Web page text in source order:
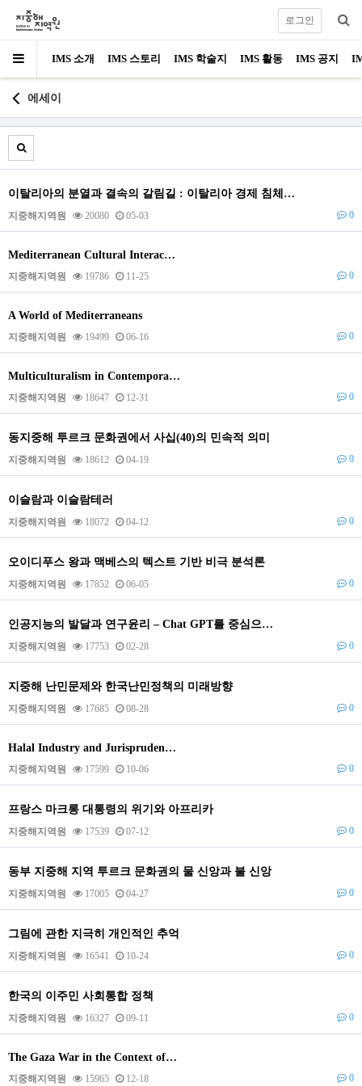
IMS 소개 IMS 스토리 IMS 학술지 IMS 활동 IMS 공지
로그인
에세이
이탈리아의 분열과 결속의 갈림길 : 이탈리아 경제 침체…
지중해지역원 20080 05-03 0
Mediterranean Cultural Interac…
지중해지역원 19786 11-25 0
A World of Mediterraneans
지중해지역원 19499 06-16 0
Multiculturalism in Contempora…
지중해지역원 18647 12-31 0
동지중해 투르크 문화권에서 사십(40)의 민속적 의미
지중해지역원 18612 04-19 0
이슬람과 이슬람테러
지중해지역원 18072 04-12 0
오이디푸스 왕과 맥베스의 텍스트 기반 비극 분석론
지중해지역원 17852 06-05 0
인공지능의 발달과 연구윤리 – Chat GPT를 중심으…
지중해지역원 17753 02-28 0
지중해 난민문제와 한국난민정책의 미래방향
지중해지역원 17685 08-28 0
Halal Industry and Jurispruden…
지중해지역원 17599 10-06 0
프랑스 마크롱 대통령의 위기와 아프리카
지중해지역원 17539 07-12 0
동부 지중해 지역 투르크 문화권의 물 신앙과 불 신앙
지중해지역원 17005 04-27 0
그림에 관한 지극히 개인적인 추억
지중해지역원 16541 10-24 0
한국의 이주민 사회통합 정책
지중해지역원 16327 09-11 0
The Gaza War in the Context of…
지중해지역원 15965 12-18 0